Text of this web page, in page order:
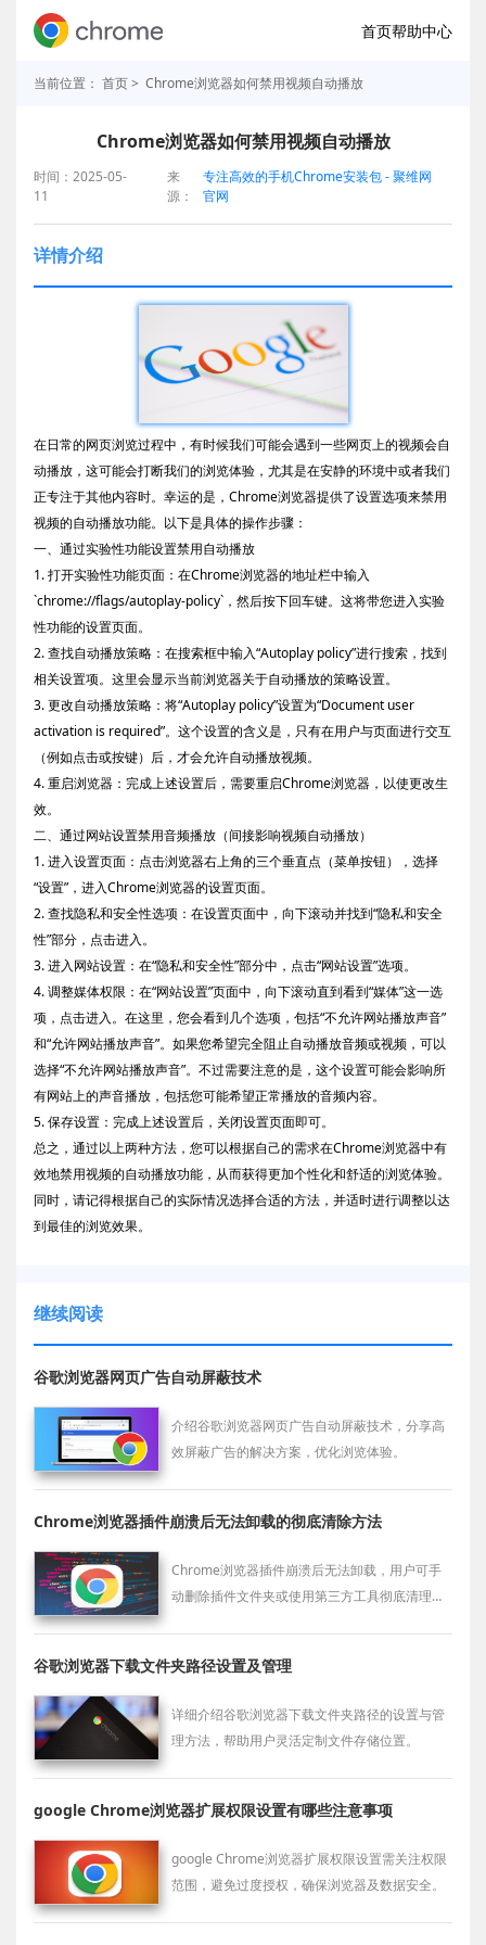
首页帮助中心
当前位置： 首页> Chrome浏览器如何禁用视频自动播放
Chrome浏览器如何禁用视频自动播放
时间：2025-05-
11
来
源：
专注高效的手机Chrome安装包 - 聚维网
官网
详情介绍
在日常的网页浏览过程中，有时候我们可能会遇到一些网页上的视频会自
动播放，这可能会打断我们的浏览体验，尤其是在安静的环境中或者我们
正专注于其他内容时。幸运的是，Chrome浏览器提供了设置选项来禁用
视频的自动播放功能。以下是具体的操作步骤：
一、通过实验性功能设置禁用自动播放
1. 打开实验性功能页面：在Chrome浏览器的地址栏中输入
`chrome://flags/autoplay-policy`，然后按下回车键。这将带您进入实验
性功能的设置页面。
2. 查找自动播放策略：在搜索框中输入“Autoplay policy”进行搜索，找到
相关设置项。这里会显示当前浏览器关于自动播放的策略设置。
3. 更改自动播放策略：将“Autoplay policy”设置为“Document user
activation is required”。这个设置的含义是，只有在用户与页面进行交互
（例如点击或按键）后，才会允许自动播放视频。
4. 重启浏览器：完成上述设置后，需要重启Chrome浏览器，以使更改生
效。
二、通过网站设置禁用音频播放（间接影响视频自动播放）
1. 进入设置页面：点击浏览器右上角的三个垂直点（菜单按钮），选择
“设置”，进入Chrome浏览器的设置页面。
2. 查找隐私和安全性选项：在设置页面中，向下滚动并找到“隐私和安全
性”部分，点击进入。
3. 进入网站设置：在“隐私和安全性”部分中，点击“网站设置”选项。
4. 调整媒体权限：在“网站设置”页面中，向下滚动直到看到“媒体”这一选
项，点击进入。在这里，您会看到几个选项，包括“不允许网站播放声音”
和“允许网站播放声音”。如果您希望完全阻止自动播放音频或视频，可以
选择“不允许网站播放声音”。不过需要注意的是，这个设置可能会影响所
有网站上的声音播放，包括您可能希望正常播放的音频内容。
5. 保存设置：完成上述设置后，关闭设置页面即可。
总之，通过以上两种方法，您可以根据自己的需求在Chrome浏览器中有
效地禁用视频的自动播放功能，从而获得更加个性化和舒适的浏览体验。
同时，请记得根据自己的实际情况选择合适的方法，并适时进行调整以达
到最佳的浏览效果。
继续阅读
谷歌浏览器网页广告自动屏蔽技术
介绍谷歌浏览器网页广告自动屏蔽技术，分享高
效屏蔽广告的解决方案，优化浏览体验。
Chrome浏览器插件崩溃后无法卸载的彻底清除方法
Chrome浏览器插件崩溃后无法卸载，用户可手
动删除插件文件夹或使用第三方工具彻底清理扩
谷歌浏览器下载文件夹路径设置及管理
详细介绍谷歌浏览器下载文件夹路径的设置与管
理方法，帮助用户灵活定制文件存储位置。
google Chrome浏览器扩展权限设置有哪些注意事项
google Chrome浏览器扩展权限设置需关注权限
范围，避免过度授权，确保浏览器及数据安全。